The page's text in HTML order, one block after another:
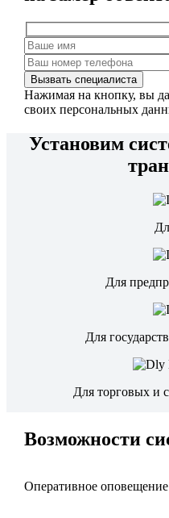
Нажимая на кнопку, вы
своих персональных
Установим
Для
Для
Для торговых и
Возможности
Оперативное